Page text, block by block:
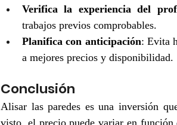
Verifica la experiencia del
trabajos previos comprobables.
Planifica con anticipación: Evita
a mejores precios y disponibilidad.
Conclusión
Alisar las paredes es una inversión